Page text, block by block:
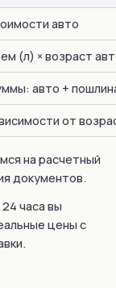
авто
(л) × возраст
авто +
от
на расчетный
документов.
часа вы
цены с